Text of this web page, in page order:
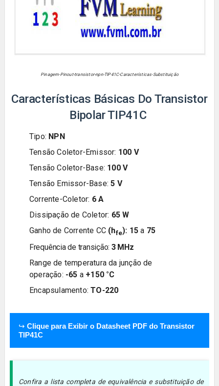
Pinagem-Pinout-transistor-npn-TIP41C-Características-Substituição
Características Básicas Do Transistor
Bipolar TIP41C
Tipo: NPN
Tensão Coletor-Emissor: 100 V
Tensão Coletor-Base: 100 V
Tensão Emissor-Base:5 V
Corrente-Coletor: 6 A
Dissipação de Coletor: 65 W
Ganho de Corrente CC (hfe): 15a 75
Frequência de transição: 3 MHz
Range de temperatura da junção de
operação: -65 a+150 °C
Encapsulamento:TO-220
↪ Clique para Exibir o Datasheet PDF do Transistor
TIP41C
Confira a lista completa de equivalência e substituição de